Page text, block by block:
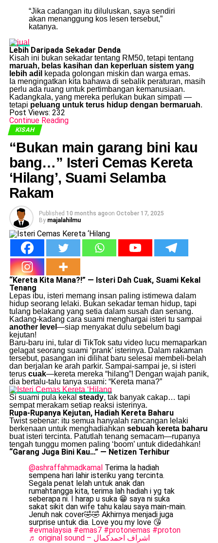
“Jika cadangan itu diluluskan, saya sendiri
akan menanggung kos lesen tersebut,”
katanya.
Lebih Daripada Sekadar Denda
Kisah ini bukan sekadar tentang RM50, tetapi tentang
maruah, belas kasihan dan keperluan sistem yang
lebih adil kepada golongan miskin dan warga emas.
Ia mengingatkan kita bahawa di sebalik peraturan, masih
perlu ada ruang untuk pertimbangan kemanusiaan.
Kadangkala, yang mereka perlukan bukan simpati —
tetapi peluang untuk terus hidup dengan bermaruah.
Post Views: 232
Continue Reading
KISAH
“Bukan main garang bini kau
bang…” Isteri Cemas Kereta
‘Hilang’, Suami Selamba
Rakam
Published 10 months agoon October 17, 2025
By majalahilmu
“Kereta Kita Mana?!” — Isteri Dah Cuak, Suami Kekal
Tenang
Lepas ibu, isteri memang insan paling istimewa dalam
hidup seorang lelaki. Bukan sekadar teman hidup, tapi
tulang belakang yang setia dalam susah dan senang.
Kadang-kadang cara suami menghargai isteri tu sampai
another level —siap menyakat dulu sebelum bagi
kejutan!
Baru-baru ini, tular di TikTok satu video lucu memaparkan
gelagat seorang suami ‘prank’ isterinya. Dalam rakaman
tersebut, pasangan ini dilihat baru selesai membeli-belah
dan berjalan ke arah parkir. Sampai-sampai je, si isteri
terus cuak—kereta mereka “hilang”! Dengan wajah panik,
dia bertalu-talu tanya suami: “Kereta mana?”
Si suami pula kekal steady, tak banyak cakap… tapi
sempat merakam setiap reaksi isterinya.
Rupa-Rupanya Kejutan, Hadiah Kereta Baharu
Twist sebenar: itu semua hanyalah rancangan lelaki
berkenaan untuk menghadiahkan sebuah kereta baharu
buat isteri tercinta. Patutlah tenang semacam—rupanya
tengah tunggu momen paling ‘boom’ untuk didedahkan!
“Garang Juga Bini Kau…” — Netizen Terhibur
@ashraffahmadkamalTerima la hadiah
sempena hari lahir isteriku yang tercinta.
Segala penat lelah untuk anak dan
rumahtangga kita, terima lah hadiah i yg tak
seberapa ni. I harap u suka 😁 saya ni suka
sakat sikit dan wife tahu kalau saya main-main.
Jenuh nak cover🤣🤣 Akhirnya menjadi juga
surprise untuk dia. Love you my love 😘
#evmalaysia #emas7 #protonemas #proton
♬ original sound – اشراف احمدكمال